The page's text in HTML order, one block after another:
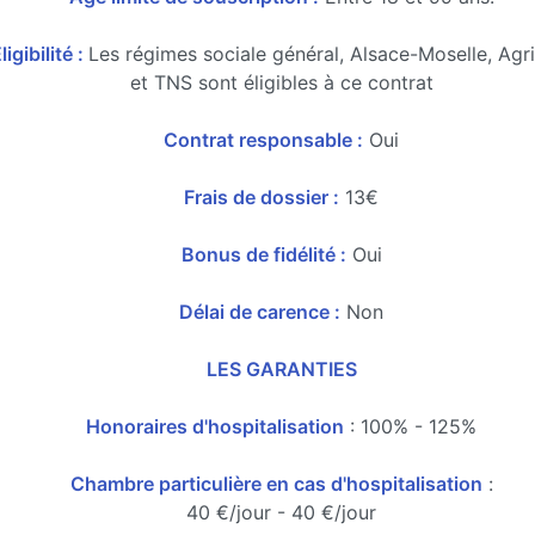
: Les régimes sociale général, Alsace-Moselle,
et TNS sont éligibles à ce contrat
Contrat responsable : Oui
Frais de dossier : 13€
Bonus de fidélité : Oui
Délai de carence : Non
LES GARANTIES
Honoraires d'hospitalisation : 100% - 125%
Chambre particulière en cas d'hospitalisation :
40 €/jour - 40 €/jour